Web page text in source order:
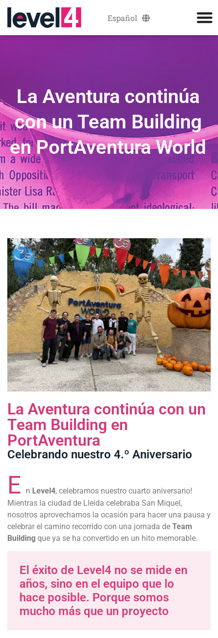
Español
Català
La Aventura continúa
con un Team Building
en PortAventura World
La Aventura continúa con un
Team Building en
PortAventura
Celebrando nuestro 4.º Aniversario
E n Level4, celebramos nuestro cuarto aniversario!
Mientras la ciudad de Lleida celebraba San Miquel,
nosotros aprovechamos la ocasión para hacer una pausa y
celebrar el camino recorrido con una jornada de Team
Building que ya se ha convertido en un hito memorable.
El éxito de Level4 no se mide en
años, sino en el equipo que lo
hace posible. Porque somos
mucho más que un proyecto